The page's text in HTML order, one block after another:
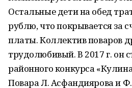
Остальные дети на обед
рублю, что покрывается за
платы. Коллектив поваров
трудолюбивый. В 2017 г. он
районного конкурса
Повара Л. Асфандиярова и